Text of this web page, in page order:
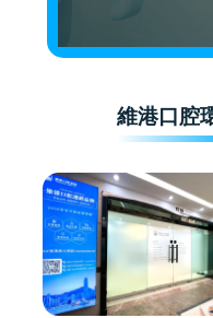
維港口腔